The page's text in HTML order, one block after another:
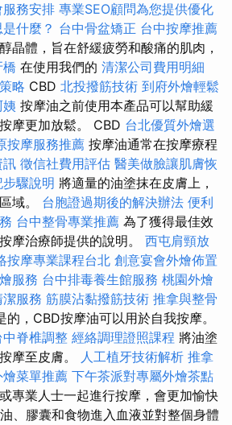
務安排 專業SEO顧問為您提供優化
什麼？ 台中骨盆矯正 台中按摩推薦
晶體，旨在舒緩疲勞和酸痛的肌肉，
橋 在使用我們的 清潔公司費用明細
略 CBD 北投撥筋技術 到府外燴輕鬆
按摩油之前使用本產品可以幫助緩
摩更加放鬆。 CBD 台北優質外燴選
按摩服務推薦 按摩油通常在按摩療程
訊 徵信社費用評估 醫美做臉讓肌膚恢
驟說明 將適量的油塗抹在皮膚上，
域。 台胞證過期後的解決辦法 便利
台中整骨專業推薦 為了獲得最佳效
摩治療師提供的說明。 西屯肩頸放
按摩專業課程台北 創意宴會外燴佈置
服務 台中排毒養生館服務 桃園外燴
服務 筋膜沾黏撥筋技術 推拿與整骨
的，CBD按摩油可以用於自我按摩。
中脊椎調整 經絡調理證照課程 將油塗
摩至皮膚。
人工植牙技術解析 推拿
菜單推薦 下午茶派對專屬外燴茶點
專業人士一起進行按摩，會更加愉快
、膠囊和食物進入血液並對整個身體